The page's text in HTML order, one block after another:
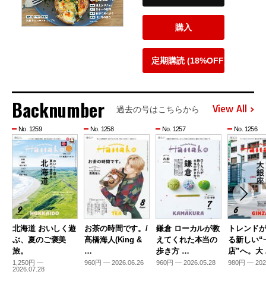
購入
定期購読 (18%OFF)
Backnumber 過去の号はこちらから View All
No. 1259
北海道 おいしく遊
ぶ、夏のご褒美
旅。
1,250円 —
2026.07.28
No. 1258
お茶の時間です。/
髙橋海人(King &
…
960円 — 2026.06.26
No. 1257
鎌倉 ローカルが教
えてくれた本当の
歩き方 …
960円 — 2026.05.28
No. 1256
トレンド
る新しい“
店”へ。
980円 —